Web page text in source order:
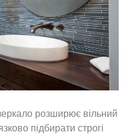
розширює вільний
підбирати строгі